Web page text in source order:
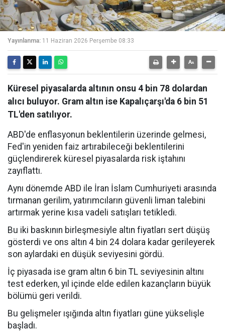
Yayınlanma: 11 Haziran 2026 Perşembe 08:33
Küresel piyasalarda altının onsu 4 bin 78 dolardan
alıcı buluyor. Gram altın ise Kapalıçarşı'da 6 bin 51
TL'den satılıyor.
ABD'de enflasyonun beklentilerin üzerinde gelmesi,
Fed'in yeniden faiz artırabileceği beklentilerini
güçlendirerek küresel piyasalarda risk iştahını
zayıflattı.
Aynı dönemde ABD ile İran İslam Cumhuriyeti arasında
tırmanan gerilim, yatırımcıların güvenli liman talebini
artırmak yerine kısa vadeli satışları tetikledi.
Bu iki baskının birleşmesiyle altın fiyatları sert düşüş
gösterdi ve ons altın 4 bin 24 dolara kadar gerileyerek
son aylardaki en düşük seviyesini gördü.
İç piyasada ise gram altın 6 bin TL seviyesinin altını
test ederken, yıl içinde elde edilen kazançların büyük
bölümü geri verildi.
Bu gelişmeler ışığında altın fiyatları güne yükselişle
başladı.